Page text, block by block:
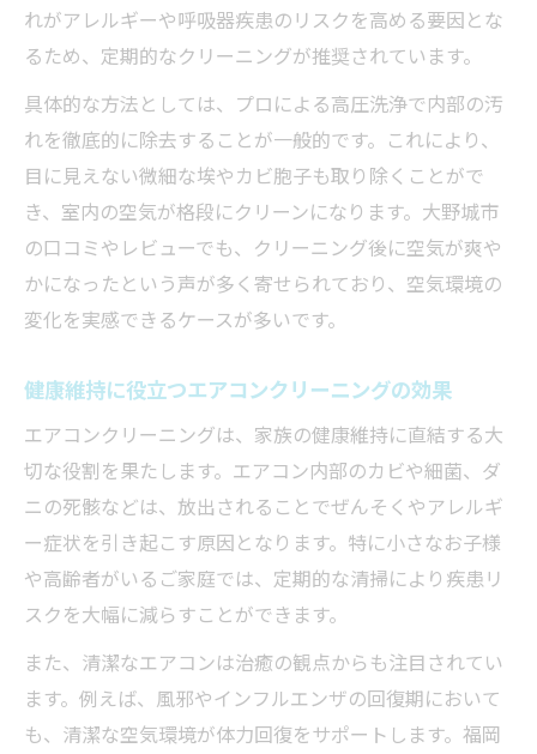
治癒効果を高めるエアコンクリーニング習
アレルギー対策にエアコンクリーニングが
有効
エアコンクリーニングで健康リスクを軽減
する方法
実体験から見るエアコンクリーニングの治
癒事例
プロの技で差が出るエアコンクリーニング
の手順
エアコンクリーニング専門家の清掃ポイン
ト紹介
家庭で真似できるエアコンクリーニングの
工夫
エアコンクリーニングと節約を両立させる
方法
エアコンクリーニング後の快適空間を体感
しよう
れがアレルギーや呼吸器疾患のリスクを高める要因とな
るため、定期的なクリーニングが推奨されています。
具体的な方法としては、プロによる高圧洗浄で内部の汚
れを徹底的に除去することが一般的です。これにより、
目に見えない微細な埃やカビ胞子も取り除くことがで
き、室内の空気が格段にクリーンになります。大野城市
の口コミやレビューでも、クリーニング後に空気が爽や
かになったという声が多く寄せられており、空気環境の
変化を実感できるケースが多いです。
健康維持に役立つエアコンクリーニングの効果
エアコンクリーニングは、家族の健康維持に直結する大
切な役割を果たします。エアコン内部のカビや細菌、ダ
ニの死骸などは、放出されることでぜんそくやアレルギ
ー症状を引き起こす原因となります。特に小さなお子様
や高齢者がいるご家庭では、定期的な清掃により疾患リ
スクを大幅に減らすことができます。
また、清潔なエアコンは治癒の観点からも注目されてい
ます。例えば、風邪やインフルエンザの回復期において
も、清潔な空気環境が体力回復をサポートします。福岡